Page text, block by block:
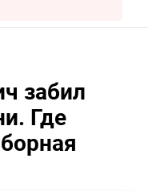
забил
Где